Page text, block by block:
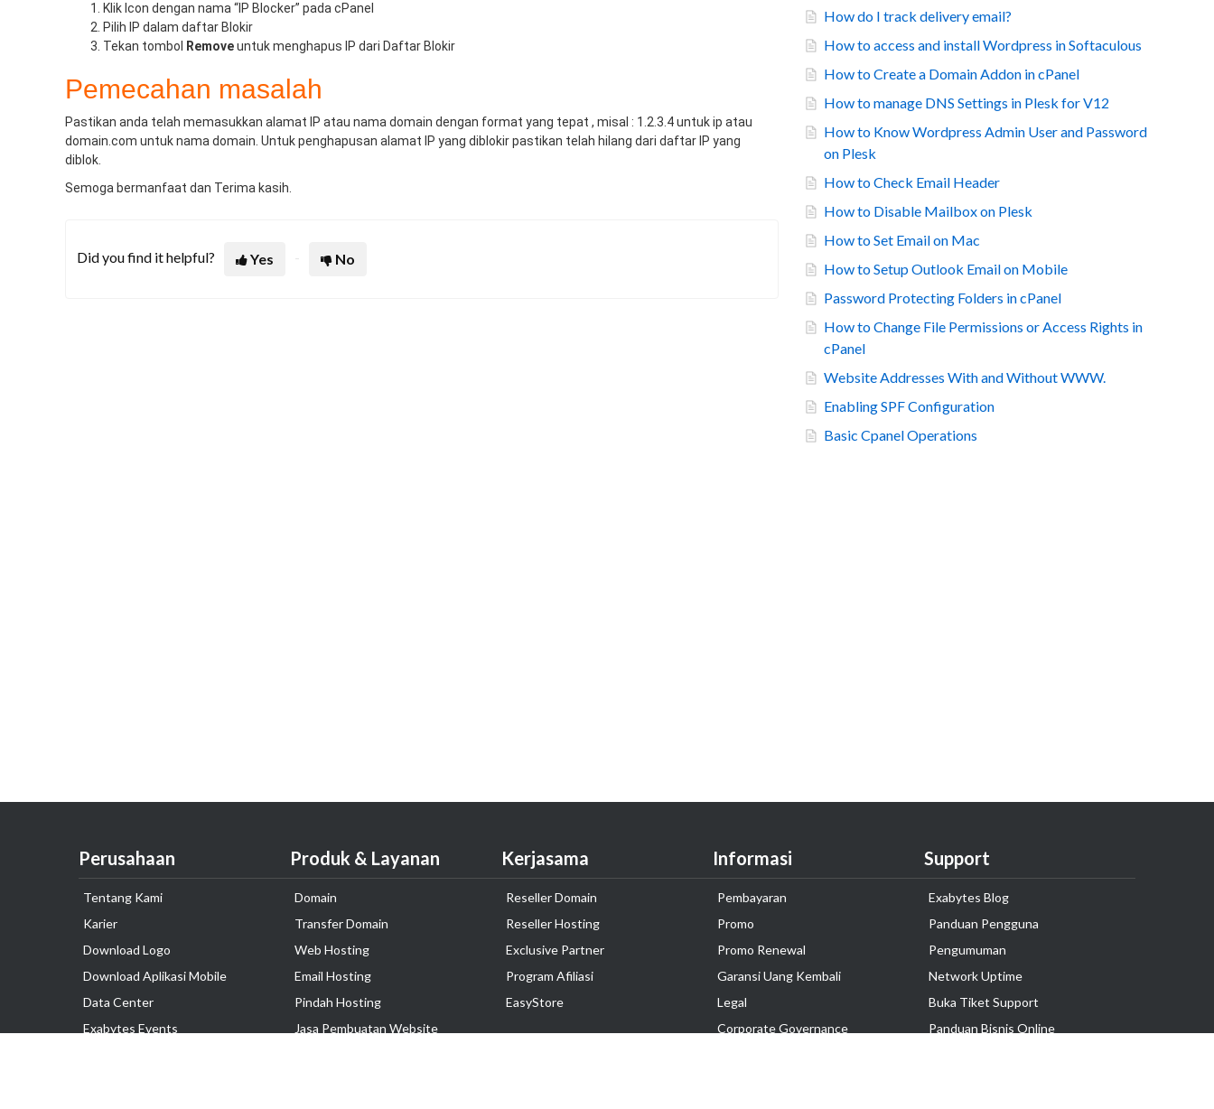
Klik Icon dengan nama “IP Blocker” pada cPanel
Pilih IP dalam daftar Blokir
Tekan tombol
Removeuntuk menghapus IP dari Daftar Blokir
Pemecahan masalah
Pastikan anda telah memasukkan alamat IP atau nama domain dengan format yang tepat , misal : 1.2.3.4 untuk ip atau
domain.com untuk nama domain. Untuk penghapusan alamat IP yang diblokir pastikan telah hilang dari daftar IP yang
diblok.
Semoga bermanfaat dan Terima kasih.
Did you find it helpful? Yes No
How do I track delivery email?
How to access and install Wordpress in Softaculous
How to Create a Domain Addon in cPanel
How to manage DNS Settings in Plesk for V12
How to Know Wordpress Admin User and Password
on Plesk
How to Check Email Header
How to Disable Mailbox on Plesk
How to Set Email on Mac
How to Setup Outlook Email on Mobile
Password Protecting Folders in cPanel
How to Change File Permissions or Access Rights in
cPanel
Website Addresses With and Without WWW.
Enabling SPF Configuration
Basic Cpanel Operations
Perusahaan
Tentang Kami
Karier
Download Logo
Download Aplikasi Mobile
Data Center
Exabytes Events
Produk & Layanan
Domain
Transfer Domain
Web Hosting
Email Hosting
Pindah Hosting
Jasa Pembuatan Website
Kerjasama
Reseller Domain
Reseller Hosting
Exclusive Partner
Program Afiliasi
EasyStore
Informasi
Pembayaran
Promo
Promo Renewal
Garansi Uang Kembali
Legal
Corporate Governance
Support
Exabytes Blog
Panduan Pengguna
Pengumuman
Network Uptime
Buka Tiket Support
Panduan Bisnis Online